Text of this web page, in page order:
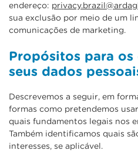
endereço:
sua exclusão por meio de um
comunicações de marketing.
Propósitos para os
seus dados
Descrevemos a seguir, em
formas como pretendemos
quais fundamentos legais nos
Também identificamos quais
interesses, se aplicável.